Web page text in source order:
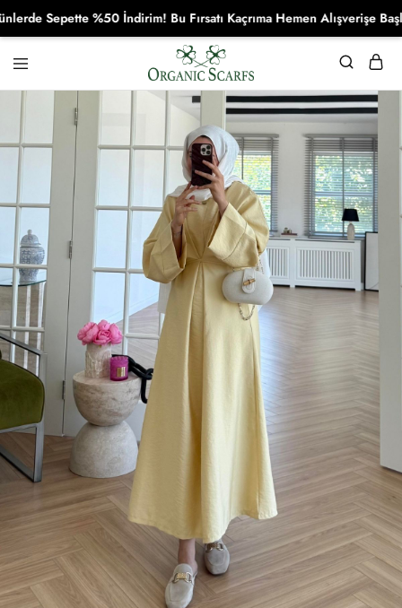
Organikscarf
Sepette %50 İndirim! Bu Fırsatı Kaçrıma Hemen Alışverişe Başla!